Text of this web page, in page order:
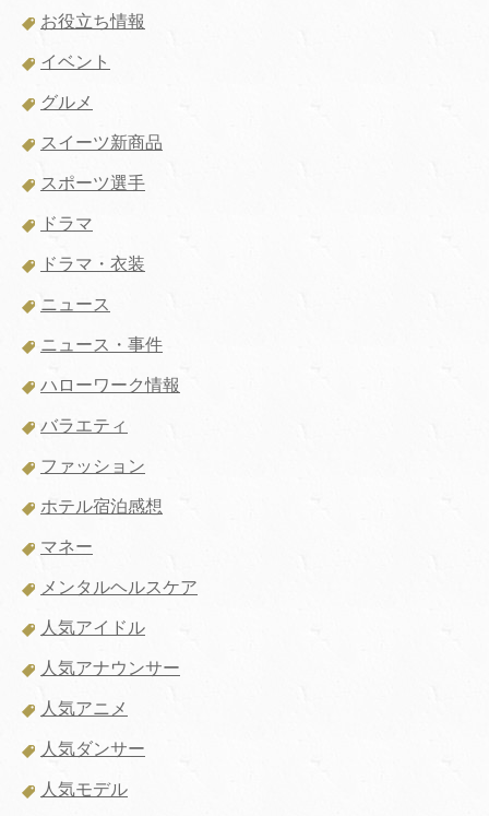
お役立ち情報
イベント
グルメ
スイーツ新商品
スポーツ選手
ドラマ
ドラマ・衣装
ニュース
ニュース・事件
ハローワーク情報
バラエティ
ファッション
ホテル宿泊感想
マネー
メンタルヘルスケア
人気アイドル
人気アナウンサー
人気アニメ
人気ダンサー
人気モデル